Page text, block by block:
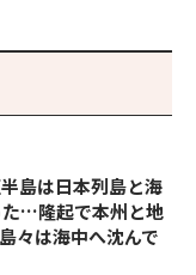
島は日本列島と海
…隆起で本州と地
々は海中へ沈んで